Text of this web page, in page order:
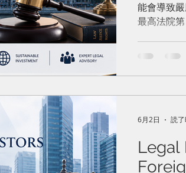
（按
能會導致
最高法院
Legal
6月2日 読